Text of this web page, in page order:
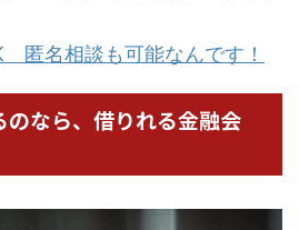
匿名相談も可能なんです！
なら、借りれる金融会